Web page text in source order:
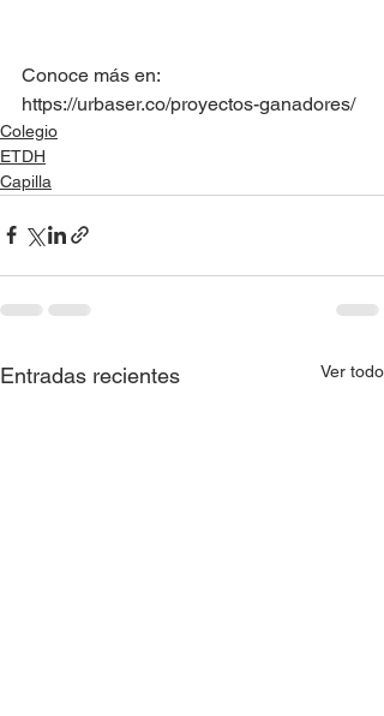
Conoce más en:
https://urbaser.co/proyectos-ganadores/
Colegio
ETDH
Capilla
Entradas recientes Ver todo